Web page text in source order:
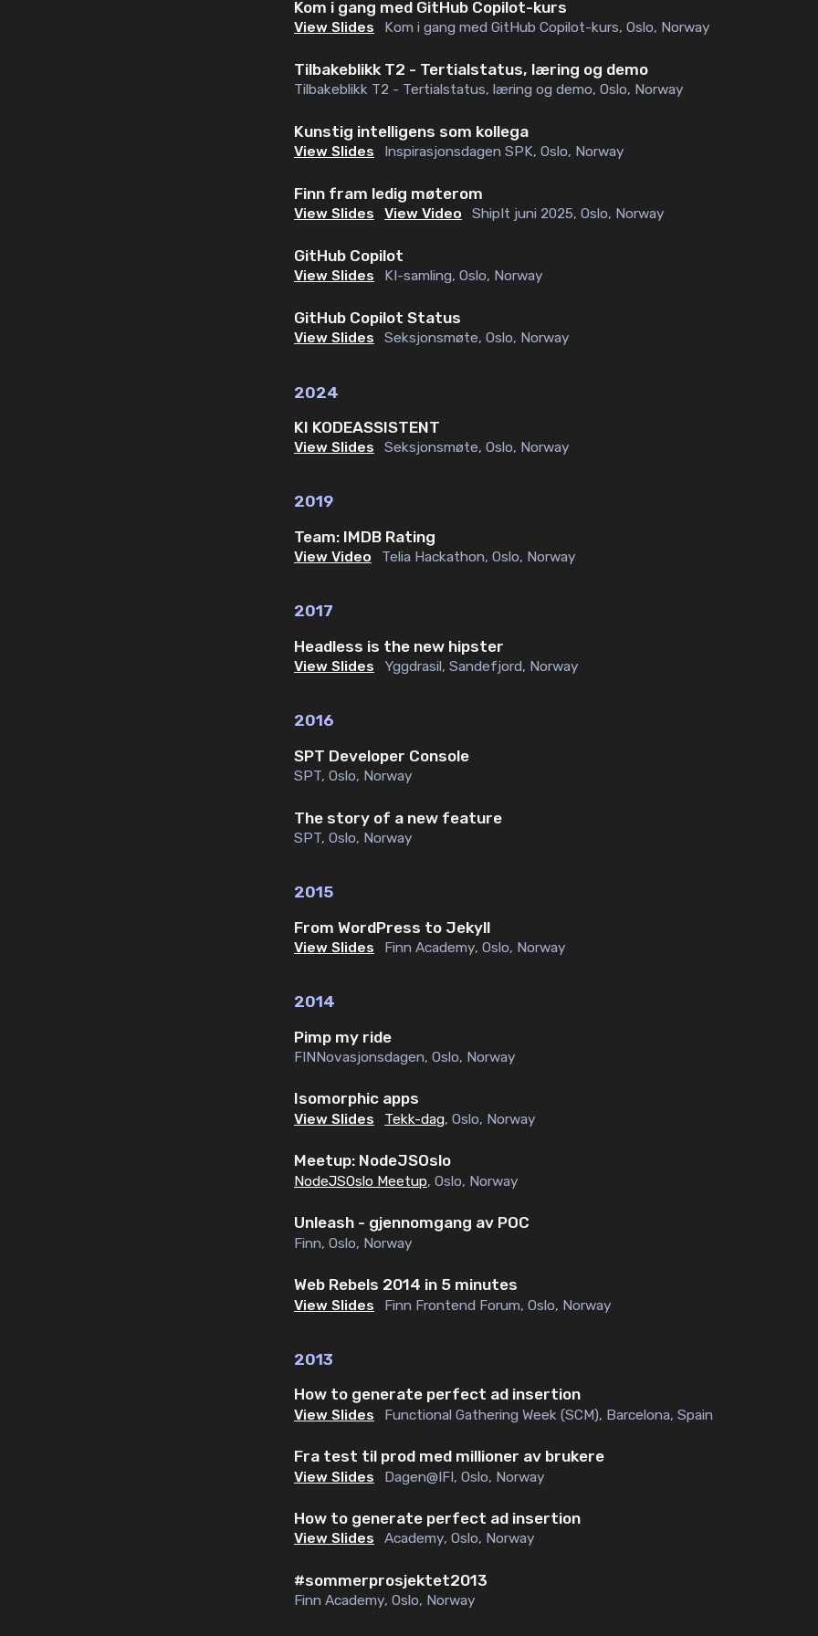
Kom i gang med GitHub Copilot-kurs
View Slides Kom i gang med GitHub Copilot-kurs,Oslo, Norway
Tilbakeblikk T2 - Tertialstatus, læring og demo
Tilbakeblikk T2 - Tertialstatus, læring og demo, Oslo, Norway
Kunstig intelligens som kollega
View Slides Inspirasjonsdagen SPK,Oslo, Norway
Finn fram ledig møterom
View Slides View Video ShipIt juni 2025,Oslo, Norway
GitHub Copilot
View Slides KI-samling,Oslo, Norway
GitHub Copilot Status
View Slides Seksjonsmøte,Oslo, Norway
2024
KI KODEASSISTENT
View Slides Seksjonsmøte,Oslo, Norway
2019
Team: IMDB Rating
View Video Telia Hackathon,Oslo, Norway
2017
Headless is the new hipster
View Slides Yggdrasil,Sandefjord, Norway
2016
SPT Developer Console
SPT, Oslo, Norway
The story of a new feature
SPT, Oslo, Norway
2015
From WordPress to Jekyll
View Slides Finn Academy,Oslo, Norway
2014
Pimp my ride
FINNovasjonsdagen, Oslo, Norway
Isomorphic apps
View Slides Tekk-dag,Oslo, Norway
Meetup: NodeJSOslo
NodeJSOslo Meetup, Oslo, Norway
Unleash - gjennomgang av POC
Finn, Oslo, Norway
Web Rebels 2014 in 5 minutes
View Slides Finn Frontend Forum,Oslo, Norway
2013
How to generate perfect ad insertion
View Slides Functional Gathering Week (SCM), Barcelona, Spain
Fra test til prod med millioner av brukere
View Slides Dagen@IFI,Oslo, Norway
How to generate perfect ad insertion
View Slides Academy,Oslo, Norway
#sommerprosjektet2013
Finn Academy, Oslo, Norway